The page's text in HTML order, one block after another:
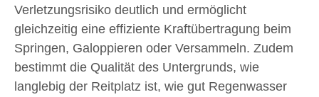
Verletzungsrisiko deutlich und ermöglicht
gleichzeitig eine effiziente Kraftübertragung beim
Springen, Galoppieren oder Versammeln. Zudem
bestimmt die Qualität des Untergrunds, wie
langlebig der Reitplatz ist, wie gut Regenwasser